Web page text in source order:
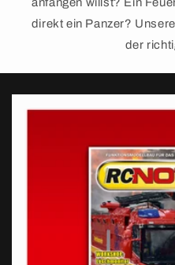
anfangen willst? Ein
direkt ein Panzer?
der